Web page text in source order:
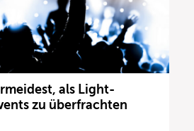
als Light-
zu überfrachten